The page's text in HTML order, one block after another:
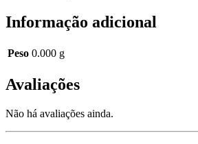
Informação adicional
Peso 0.000 g
Avaliações
Não há avaliações ainda.